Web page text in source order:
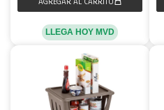
LLEGA HOY MVD